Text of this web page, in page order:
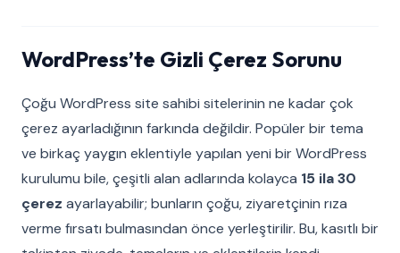
WordPress’te Gizli Çerez Sorunu
Çoğu WordPress site sahibi sitelerinin ne kadar çok
çerez ayarladığının farkında değildir. Popüler bir tema
ve birkaç yaygın eklentiyle yapılan yeni bir WordPress
kurulumu bile, çeşitli alan adlarında kolayca 15 ila 30
çerez ayarlayabilir; bunların çoğu, ziyaretçinin rıza
verme fırsatı bulmasından önce yerleştirilir. Bu, kasıtlı bir